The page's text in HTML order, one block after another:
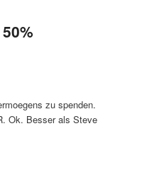
zu spenden.
Ok. Besser als Steve